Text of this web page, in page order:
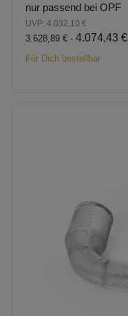
nur passend bei OPF
UVP: 4.032,10 €
3.628,89 € - 4.074,43 €
Für Dich bestellbar